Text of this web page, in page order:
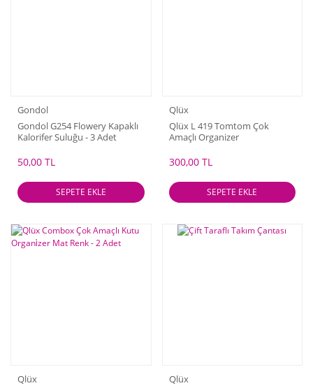
Gondol
Gondol G254 Flowery Kapaklı
Kalorifer Suluğu - 3 Adet
50,00 TL
SEPETE EKLE
Qlüx
Qlüx L 419 Tomtom Çok
Amaçlı Organizer
300,00 TL
SEPETE EKLE
Qlüx
Qlüx